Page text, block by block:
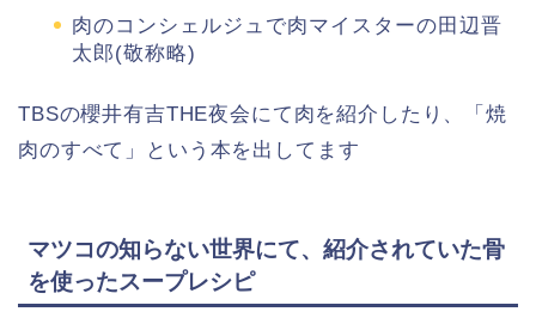
肉のコンシェルジュで肉マイスターの田辺晋
太郎(敬称略)
TBSの櫻井有吉THE夜会にて肉を紹介したり、「焼
肉のすべて」という本を出してます
マツコの知らない世界にて、紹介されていた骨
を使ったスープレシピ